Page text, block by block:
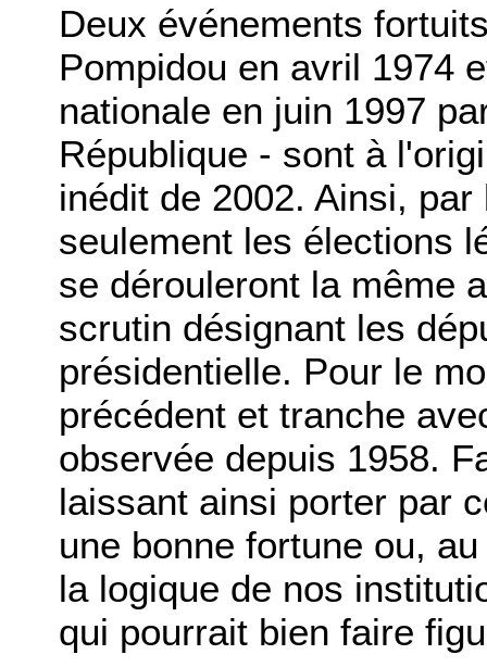
Deux événements
Pompidou en avril 1974
nationale en juin 1997
République - sont à
inédit de 2002. Ainsi,
seulement les élections
se dérouleront la même
scrutin désignant les
présidentielle. Pour le
précédent et tranche
observée depuis 1958.
laissant ainsi porter par
une bonne fortune ou,
la logique de nos
qui pourrait bien faire